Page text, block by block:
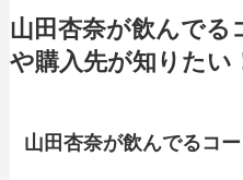
山田杏奈が飲んでる
や購入先が知りたい
山田杏奈が飲んでるコ